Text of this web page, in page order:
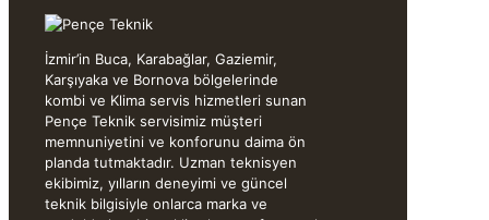
İzmir’in Buca, Karabağlar, Gaziemir,
Karşıyaka ve Bornova bölgelerinde
kombi ve Klima servis hizmetleri sunan
Pençe Teknik servisimiz müşteri
memnuniyetini ve konforunu daima ön
planda tutmaktadır. Uzman teknisyen
ekibimiz, yılların deneyimi ve güncel
teknik bilgisiyle onlarca marka ve